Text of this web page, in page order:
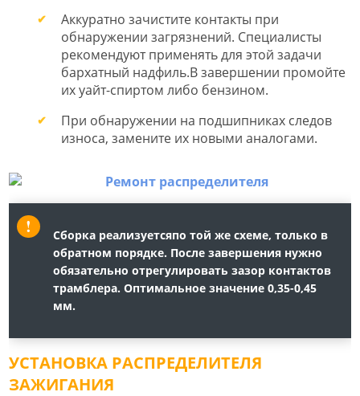
Аккуратно зачистите контакты при
обнаружении загрязнений. Специалисты
рекомендуют применять для этой задачи
бархатный надфиль.В завершении промойте
их уайт-спиртом либо бензином.
При обнаружении на подшипниках следов
износа, замените их новыми аналогами.
Сборка реализуетсяпо той же схеме, только в
обратном порядке. После завершения нужно
обязательно отрегулировать зазор контактов
трамблера. Оптимальное значение 0,35-0,45
мм.
УСТАНОВКА РАСПРЕДЕЛИТЕЛЯ
ЗАЖИГАНИЯ